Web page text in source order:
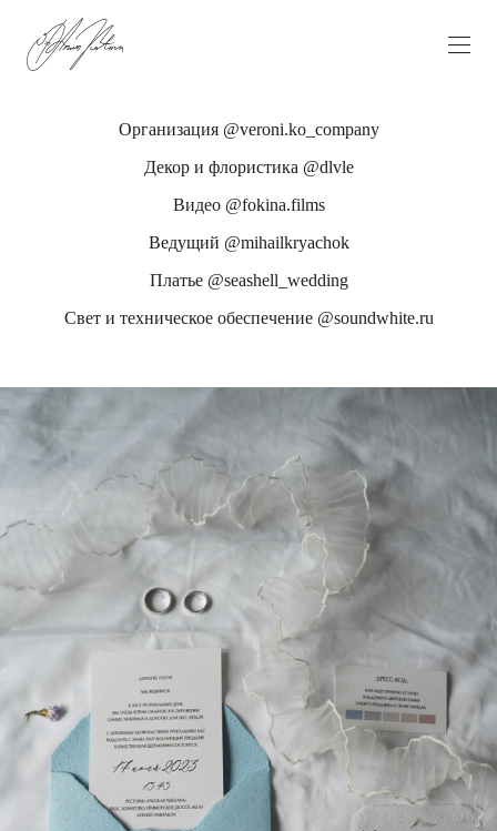
Организация @veroni.ko_company
Декор и флористика @dlvle
Видео @fokina.films
Ведущий @mihailkryachok
Платье @seashell_wedding
Свет и техническое обеспечение @soundwhite.ru